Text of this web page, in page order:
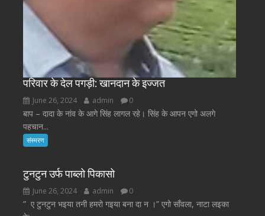
परिवार के देल पगड़ी: खानदान के इज्जत
June 26, 2024 admin 0
बाप – दादा के नांव के आगे सिंह लागल रहे। सिंह के आपन एगो अलगे
पहचान...
संस्मरण
टुनटुन उर्फ पाब्लो पिकासो
June 26, 2024 admin 0
” ए टुनटुन भइया तनी हमरो गइया बना दा न ।” एगो साँवला, नाटा लइका